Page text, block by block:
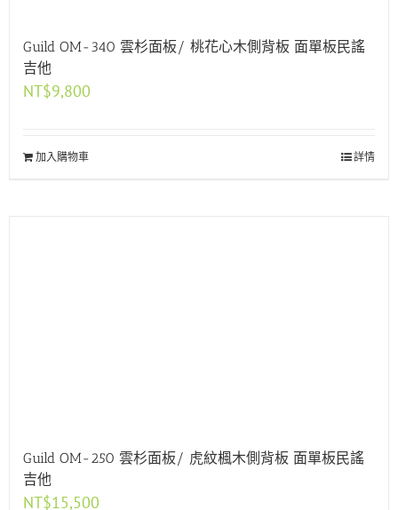
Guild OM-340 雲杉面板/ 桃花心木側背板 面單板民謠
吉他
NT$9,800
加入購物車 詳情
Guild OM-250 雲杉面板/ 虎紋楓木側背板 面單板民謠
吉他
NT$15,500